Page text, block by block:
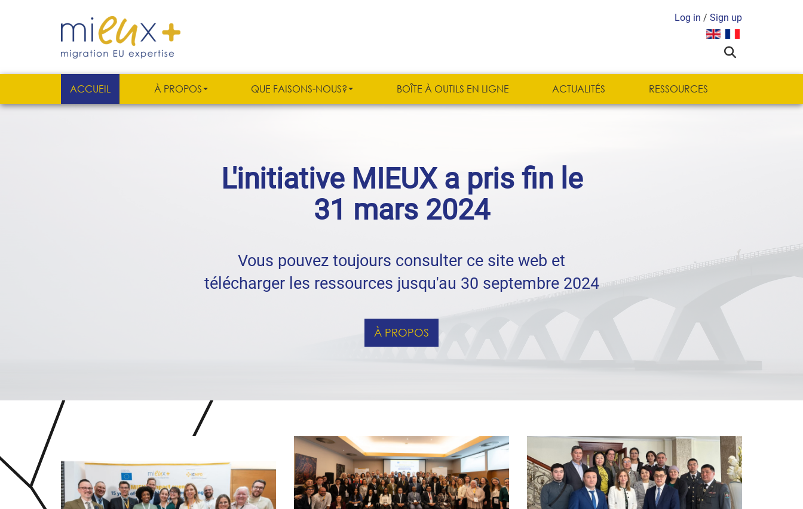
Log in / Sign up
Sélectionnez votre langue
ACCUEIL À PROPOS QUE FAISONS-NOUS? BOÎTE À OUTILS EN LIGNE ACTUALITÉS RESSOURCES
L'initiative MIEUX a pris fin le
31 mars 2024
Vous pouvez toujours consulter ce site web et
télécharger les ressources jusqu'au 30 septembre 2024
À PROPOS